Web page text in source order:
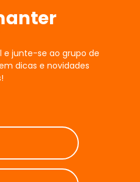
e junte-se ao grupo de
dicas e novidades